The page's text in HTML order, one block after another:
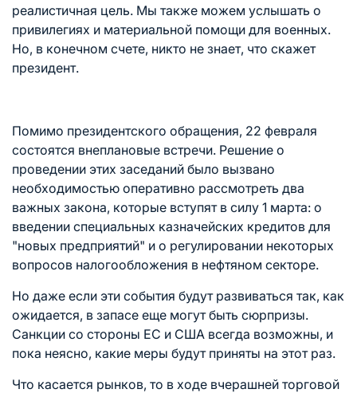
реалистичная цель. Мы также можем услышать о
привилегиях и материальной помощи для военных.
Но, в конечном счете, никто не знает, что скажет
президент.
Помимо президентского обращения, 22 февраля
состоятся внеплановые встречи. Решение о
проведении этих заседаний было вызвано
необходимостью оперативно рассмотреть два
важных закона, которые вступят в силу 1 марта: о
введении специальных казначейских кредитов для
"новых предприятий" и о регулировании некоторых
вопросов налогообложения в нефтяном секторе.
Но даже если эти события будут развиваться так, как
ожидается, в запасе еще могут быть сюрпризы.
Санкции со стороны ЕС и США всегда возможны, и
пока неясно, какие меры будут приняты на этот раз.
Что касается рынков, то в ходе вчерашней торговой